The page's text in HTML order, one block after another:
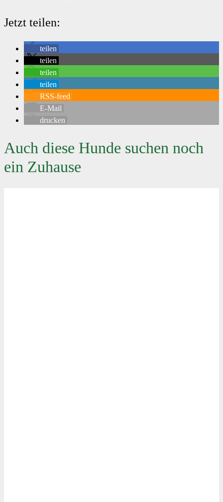
Jetzt teilen:
teilen
teilen
teilen
teilen
RSS-feed
E-Mail
drucken
Auch diese Hunde suchen noch
ein Zuhause